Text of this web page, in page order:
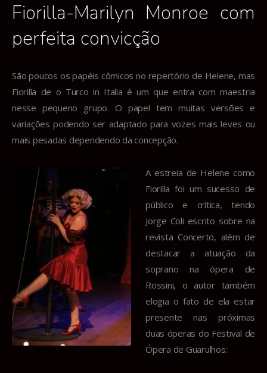
Fiorilla-Marilyn Monroe com
perfeita convicção
São poucos os papéis cômicos no repertório de Helene, mas
Fiorilla de o Turco in Italia é um que entra com maestria
nesse pequeno grupo. O papel tem muitas versões e
variações podendo ser adaptado para vozes mais leves ou
mais pesadas dependendo da concepção.
A estreia de Helene como
Fiorilla foi um sucesso de
público e crítica, tendo
Jorge Coli escrito sobre na
revista Concerto, além de
destacar a atuação da
soprano na ópera de
Rossini, o autor também
elogia o fato de ela estar
presente nas próximas
duas óperas do Festival de
Ópera de Guarulhos: